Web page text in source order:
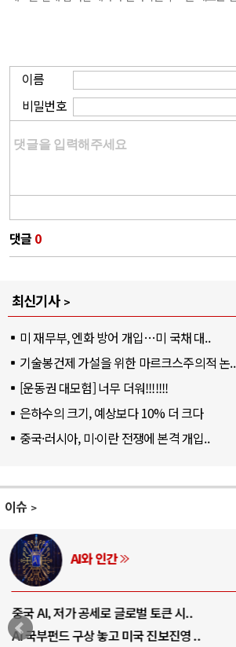
이름
비밀번호
댓글 0
최신기사
미 재무부, 엔화 방어 개입…미 국채 대..
기술봉건제 가설을 위한 마르크스주의적 논..
[운동권 대모험] 너무 더워!!!!!!!
은하수의 크기, 예상보다 10% 더 크다
중국·러시아, 미·이란 전쟁에 본격 개입..
이슈
AI와 인간
중국 AI, 저가 공세로 글로벌 토큰 시..
AI 국부펀드 구상 놓고 미국 진보진영 ..